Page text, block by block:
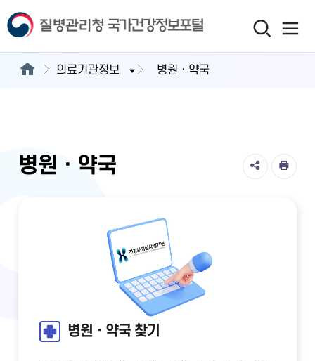
의료기관정보 병원ㆍ약국
병원ㆍ약국
병원ㆍ약국 찾기